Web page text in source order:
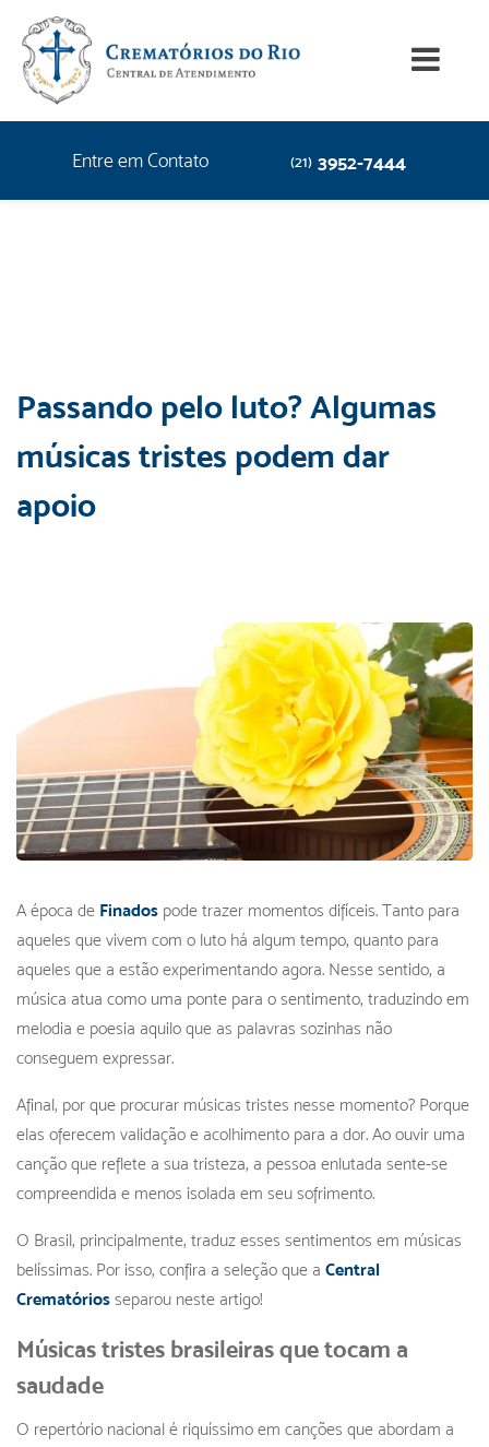
Entre em Contato (21) 3952-7444
Passando pelo luto? Algumas
músicas tristes podem dar
apoio
A época de Finados pode trazer momentos difíceis. Tanto para
aqueles que vivem com o luto há algum tempo, quanto para
aqueles que a estão experimentando agora. Nesse sentido, a
música atua como uma ponte para o sentimento, traduzindo em
melodia e poesia aquilo que as palavras sozinhas não
conseguem expressar.
Afinal, por que procurar músicas tristes nesse momento? Porque
elas oferecem validação e acolhimento para a dor. Ao ouvir uma
canção que reflete a sua tristeza, a pessoa enlutada sente-se
compreendida e menos isolada em seu sofrimento.
O Brasil, principalmente, traduz esses sentimentos em músicas
belíssimas. Por isso, confira a seleção que a Central
Crematórios separou neste artigo!
Músicas tristes brasileiras que tocam a
saudade
O repertório nacional é riquíssimo em canções que abordam a